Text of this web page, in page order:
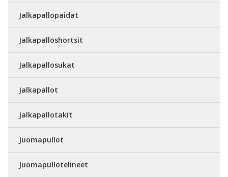
Jalkapallopaidat
Jalkapalloshortsit
Jalkapallosukat
Jalkapallot
Jalkapallotakit
Juomapullot
Juomapullotelineet